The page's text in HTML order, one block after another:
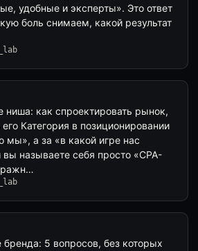
удобные и эксперты». Это ответ
боль снимаем, какой результат
ниша: как спроектировать рынок,
Категория в позиционировании
мы», а за «в какой игре нас
называете себя просто «CPA-
бренда: 5 вопросов, без которых